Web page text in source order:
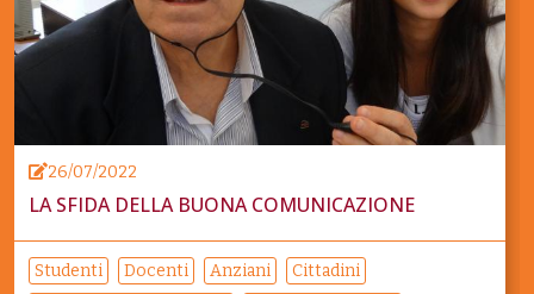
26/07/2022
LA SFIDA DELLA BUONA COMUNICAZIONE
Studenti Docenti Anziani
Cittadini